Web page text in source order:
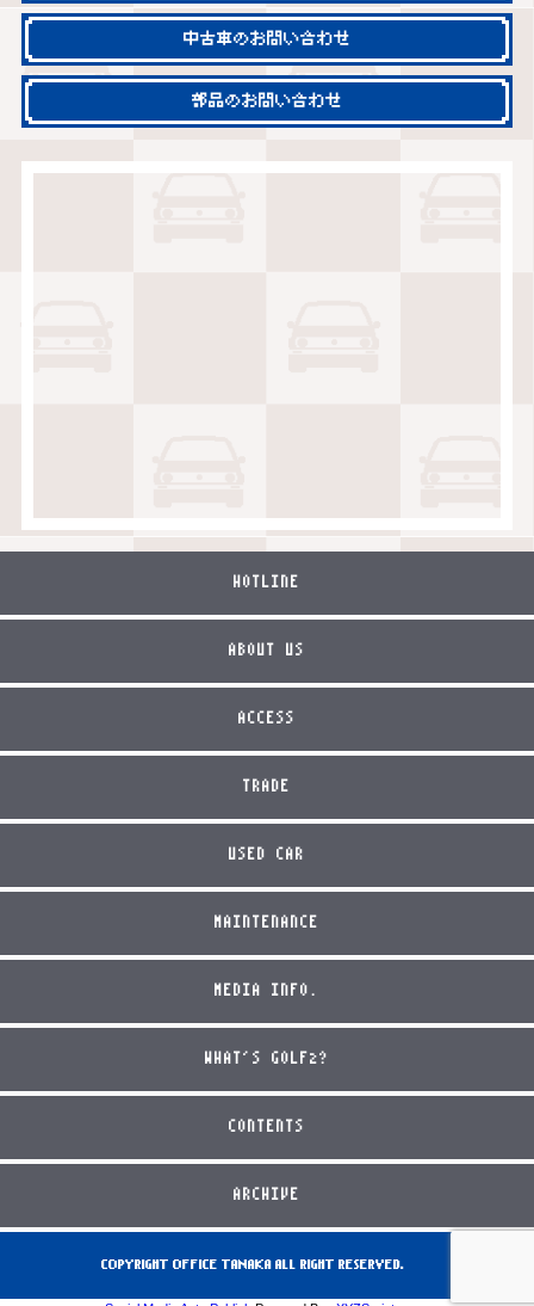
中古車のお問い合わせ
部品のお問い合わせ
HOTLINE
ABOUT US
ACCESS
TRADE
USED CAR
MAINTENANCE
MEDIA INFO.
WHAT'S GOLF2?
CONTENTS
ARCHIVE
COPYRIGHT OFFICE TANAKA ALL RIGHT RESERVED.